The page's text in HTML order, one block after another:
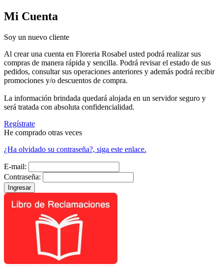
Mi Cuenta
Soy un nuevo cliente
Al crear una cuenta en Floreria Rosabel usted podrá realizar sus
compras de manera rápida y sencilla. Podrá revisar el estado de sus
pedidos, consultar sus operaciones anteriores y además podrá recibir
promociones y/o descuentos de compra.
La información brindada quedará alojada en un servidor seguro y
será tratada con absoluta confidencialidad.
Regístrate
He comprado otras veces
¿Ha olvidado su contraseña?, siga este enlace.
E-mail:
Contraseña: